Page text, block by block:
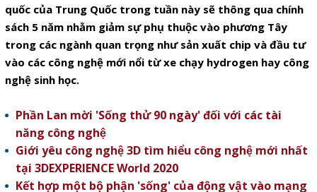
quốc của Trung Quốc trong tuần này sẽ thông qua chính
sách 5 năm nhằm giảm sự phụ thuộc vào phương Tây
trong các ngành quan trọng như sản xuất chip và đầu tư
vào các công nghệ mới nổi từ xe chạy hydrogen hay công
nghệ sinh học.
Phần Lan mời 'Sống thử 90 ngày' đối với các tài
năng công nghệ
Giới yêu công nghệ 3D tìm hiểu công nghệ mới nhất
tại 3DEXPERIENCE World 2020
Kết hợp một bộ phận 'sống' của động vật vào mạng